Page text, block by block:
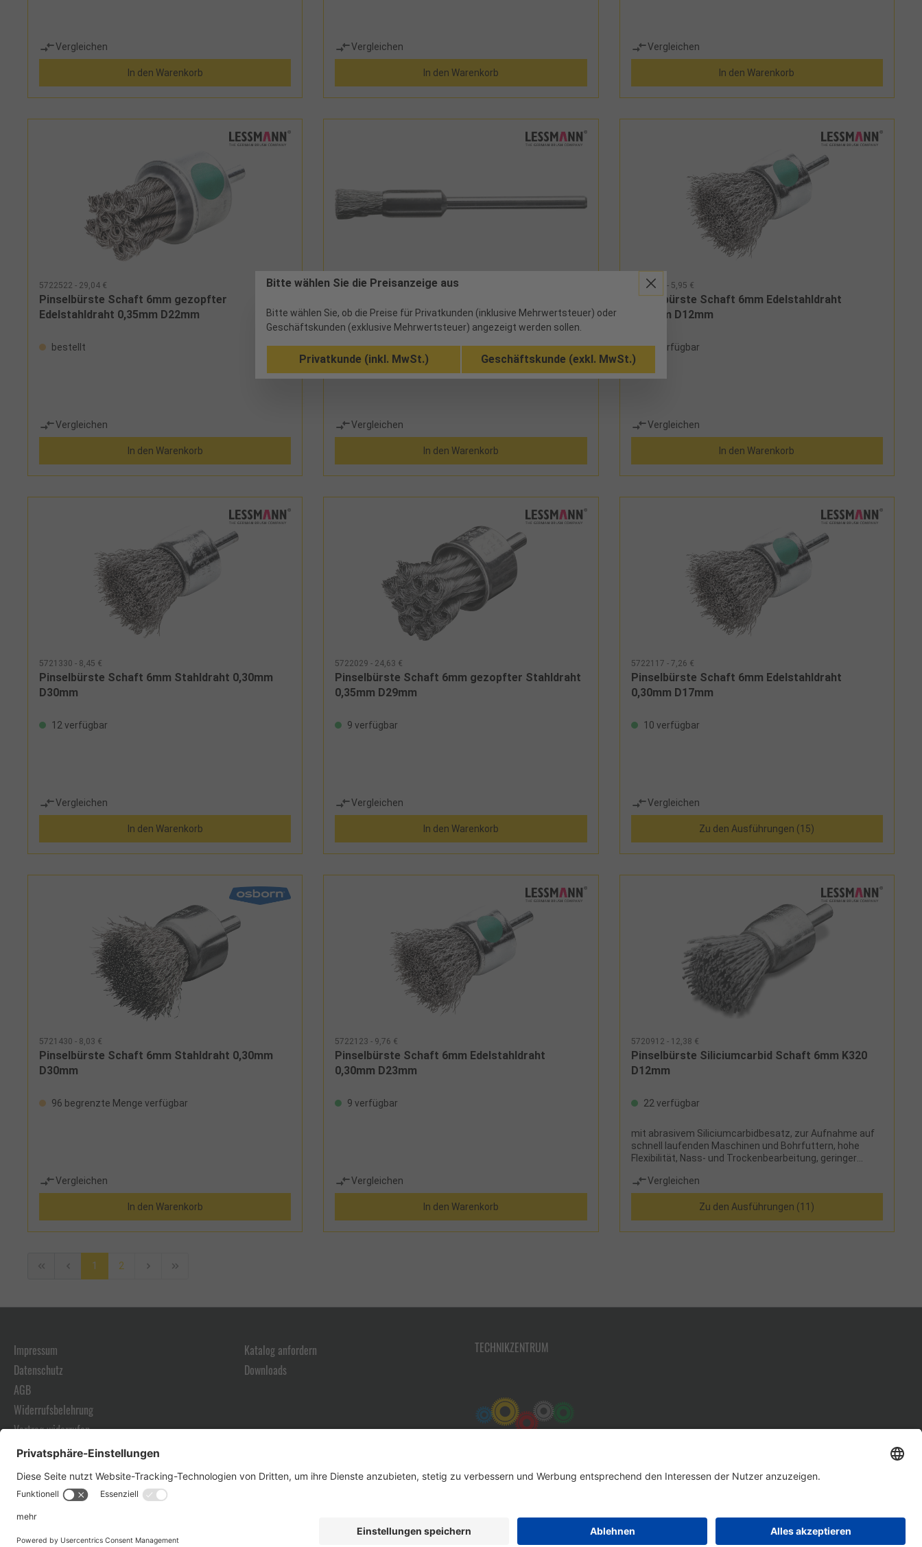
Vergleichen
In den Warenkorb
Vergleichen
In den Warenkorb
Vergleichen
In den Warenkorb
5722522 - 29,04 €
Pinselbürste Schaft 6mm gezopfter
Edelstahldraht 0,35mm D22mm
bestellt
Vergleichen
In den Warenkorb
572015 - 4,40 €
gewellt 0,1mm D5mm
21 verfügbar
Vergleichen
In den Warenkorb
5722112 - 5,95 €
Pinselbürste Schaft 6mm Edelstahldraht
0,30mm D12mm
17 verfügbar
Vergleichen
In den Warenkorb
5721330 - 8,45 €
Pinselbürste Schaft 6mm Stahldraht 0,30mm
D30mm
12 verfügbar
Vergleichen
In den Warenkorb
5722029 - 24,63 €
Pinselbürste Schaft 6mm gezopfter Stahldraht
0,35mm D29mm
9 verfügbar
Vergleichen
In den Warenkorb
5722117 - 7,26 €
Pinselbürste Schaft 6mm Edelstahldraht
0,30mm D17mm
10 verfügbar
Vergleichen
Zu den Ausführungen (15)
5721430 - 8,03 €
Pinselbürste Schaft 6mm Stahldraht 0,30mm
D30mm
96 begrenzte Menge verfügbar
Vergleichen
In den Warenkorb
5722123 - 9,76 €
Pinselbürste Schaft 6mm Edelstahldraht
0,30mm D23mm
9 verfügbar
Vergleichen
In den Warenkorb
5720912 - 12,38 €
Pinselbürste Siliciumcarbid Schaft 6mm K320
D12mm
22 verfügbar
mit abrasivem Siliciumcarbidbesatz, zur Aufnahme auf
schnell laufenden Maschinen und Bohrfuttern, hohe
Flexibilität, Nass- und Trockenbearbeitung, geringer
Standzeit, beständig gegen schwache Säuren und
Laugen, kein Zusetzen der Besatzfläche mit
Arbeitsrückständen
Vergleichen
Zu den Ausführungen (11)
1 2
Impressum
Datenschutz
AGB
Widerrufsbelehrung
Vertrag widerrufen
Katalog anfordern
Downloads
TECHNIKZENTRUM
Werkzeug-Eylert GmbH & Co. KG • F.-O.-Schimmel-Str. 3 • 09120 Chemnitz
Bitte wählen Sie die Preisanzeige aus
Bitte wählen Sie, ob die Preise für Privatkunden (inklusive Mehrwertsteuer) oder
Geschäftskunden (exklusive Mehrwertsteuer) angezeigt werden sollen.
Privatkunde (inkl. MwSt.) Geschäftskunde (exkl. MwSt.)